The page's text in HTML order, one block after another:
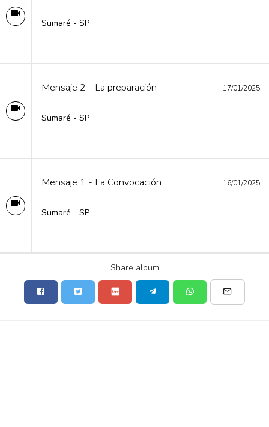
Sumaré - SP
Mensaje 2 - La preparación 17/01/2025
Sumaré - SP
Mensaje 1 - La Convocación 16/01/2025
Sumaré - SP
Share album